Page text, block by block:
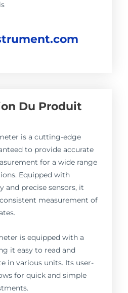
Du Produit
is a cutting-edge
to provide accurate
for a wide range
Equipped with
and precise sensors, it
measurement of
is equipped with a
it easy to read and
in various units. Its user-
for quick and simple